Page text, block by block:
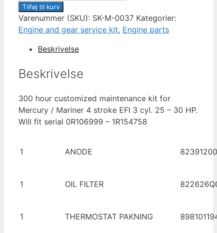
HOUR
CUSTOMIZED
MAINTENANCE
MERCURY
MARINER
/
30
HP
Tilføj til kurv
Varenummer (SKU): SK-M-0037 Kategorier:
Engine and gear service kit, Engine parts
Beskrivelse
Beskrivelse
300 hour customized maintenance kit for
Mercury / Mariner 4 stroke EFI 3 cyl. 25 – 30 HP.
Will fit serial 0R106999 – 1R154758
1 ANODE
1 OIL FILTER
1 THERMOSTAT PAKNING